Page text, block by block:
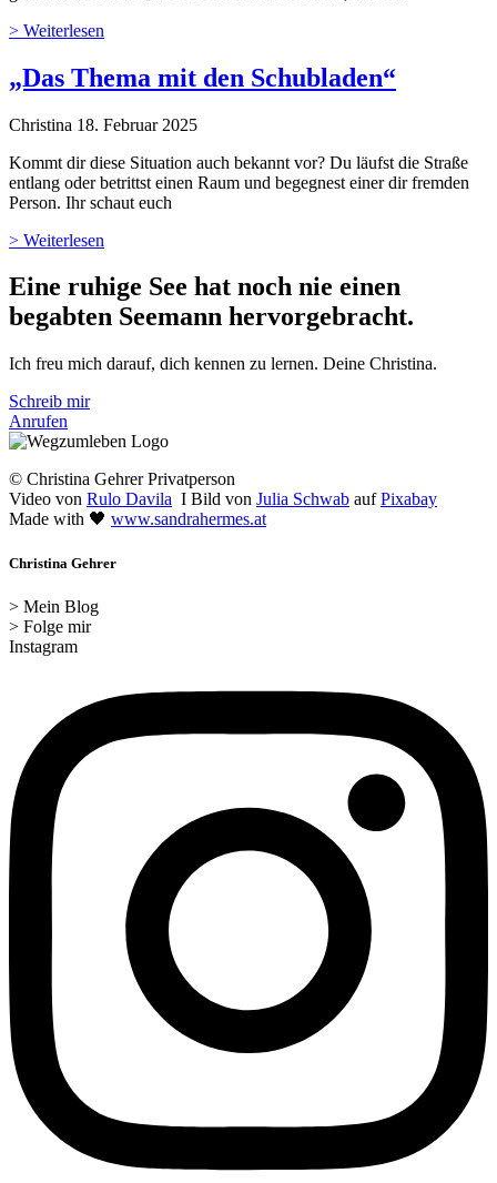
> Weiterlesen
„Das Thema mit den Schubladen“
Christina 18. Februar 2025
Kommt dir diese Situation auch bekannt vor? Du läufst die Straße
entlang oder betrittst einen Raum und begegnest einer dir fremden
Person. Ihr schaut euch
> Weiterlesen
Eine ruhige See hat noch nie einen
begabten Seemann hervor­gebracht.
Ich freu mich darauf, dich kennen zu lernen. Deine Christina.
Schreib mir
Anrufen
© Christina Gehrer Privatperson
Video von Rulo Davila I Bild von Julia Schwab aufPixabay
Made with 🖤 www.sandrahermes.at
Christina Gehrer
> Mein Blog
> Folge mir
Instagram